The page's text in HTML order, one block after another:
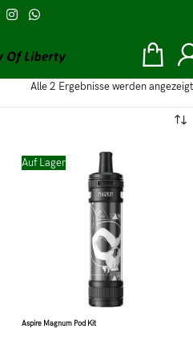
Alle 2 Ergebnisse werden angezeigt
Auf Lager
Aspire Magnum Pod Kit